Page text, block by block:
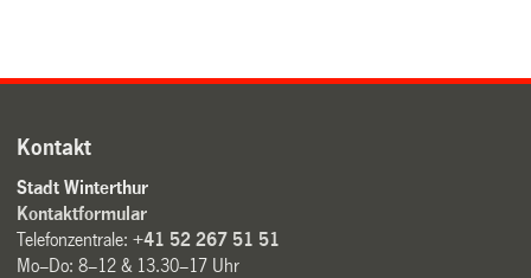
Kontakt
Stadt Winterthur
Kontaktformular
Telefonzentrale:+41 52 267 51 51
Mo–Do: 8–12 & 13.30–17 Uhr